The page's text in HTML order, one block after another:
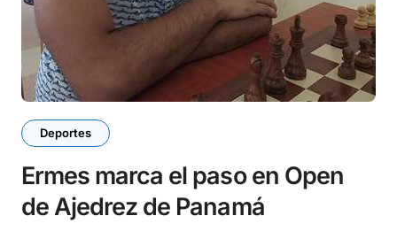
Deportes
Ermes marca el paso en Open
de Ajedrez de Panamá